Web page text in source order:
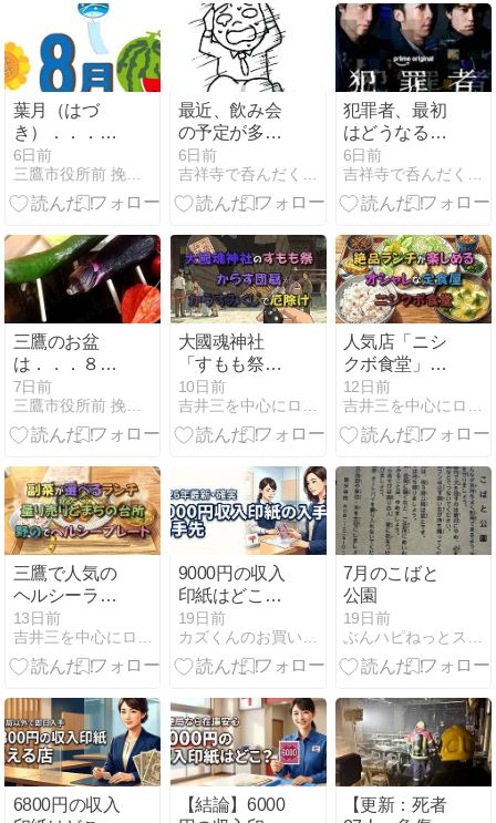
に使いにく
い。
葉月（はづ
き）．．．八
月の別名
6日前
三鷹市役所前 挽きたて“石臼挽自家製粉”そば増田屋
最近、飲み会
の予定が多す
ぎることもあ
り、週休3日
制は返上で
くのは辛すぎ
るかも。
6日前
吉祥寺で呑んだくれて毒を吐く！
犯罪者、最初
はどうなるか
と興味津々だ
けど、ちょっ
と現実離れし
最後は惰性で
見てました。
6日前
吉祥寺で呑んだくれて毒を吐く！
三鷹のお盆
は．．．８月
１日～♪
7日前
三鷹市役所前 挽きたて“石臼挽自家製粉”そば増田屋
大國魂神社
「すもも祭」
へ｜名物「か
らす団扇」と
話題の「から
厄除け参拝
10日前
吉井三を中心にログる!!
人気店「ニシ
クボ食堂」で
味わう絶品ラ
ンチ！かじき
まぐろのムニ
菜たっぷりで
満足度抜群
12日前
吉井三を中心にログる!!
三鷹で人気の
ヘルシーラン
チ！副菜が選
べる「量り売
りとまちの台
菜たっぷりプ
レートを満喫
13日前
吉井三を中心にログる!!
9000円の収入
印紙はどこで
買える？コン
ビニで売って
ない時の確実
19日前
カズくんのお買い物blog
7月のこばと
公園
19日前
ぶんハピねっとスタッフによる日々のHAPPYブログ
6800円の収入
【結論】6000
【更新：死者